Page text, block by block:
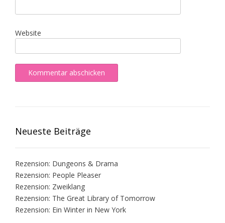
Website
Neueste Beiträge
Rezension: Dungeons & Drama
Rezension: People Pleaser
Rezension: Zweiklang
Rezension: The Great Library of Tomorrow
Rezension: Ein Winter in New York